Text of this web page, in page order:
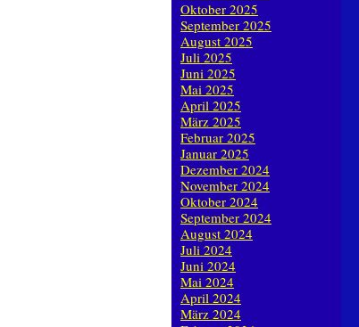
Oktober 2025
September 2025
August 2025
Juli 2025
Juni 2025
Mai 2025
April 2025
März 2025
Februar 2025
Januar 2025
Dezember 2024
November 2024
Oktober 2024
September 2024
August 2024
Juli 2024
Juni 2024
Mai 2024
April 2024
März 2024